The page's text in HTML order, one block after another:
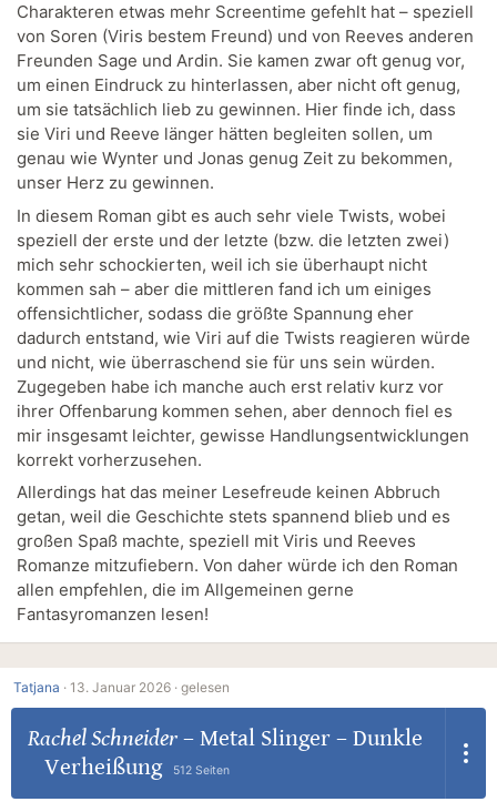
Charakteren etwas mehr Screentime gefehlt hat – speziell
von Soren (Viris bestem Freund) und von Reeves anderen
Freunden Sage und Ardin. Sie kamen zwar oft genug vor,
um einen Eindruck zu hinterlassen, aber nicht oft genug,
um sie tatsächlich lieb zu gewinnen. Hier finde ich, dass
sie Viri und Reeve länger hätten begleiten sollen, um
genau wie Wynter und Jonas genug Zeit zu bekommen,
unser Herz zu gewinnen.
In diesem Roman gibt es auch sehr viele Twists, wobei
speziell der erste und der letzte (bzw. die letzten zwei)
mich sehr schockierten, weil ich sie überhaupt nicht
kommen sah – aber die mittleren fand ich um einiges
offensichtlicher, sodass die größte Spannung eher
dadurch entstand, wie Viri auf die Twists reagieren würde
und nicht, wie überraschend sie für uns sein würden.
Zugegeben habe ich manche auch erst relativ kurz vor
ihrer Offenbarung kommen sehen, aber dennoch fiel es
mir insgesamt leichter, gewisse Handlungsentwicklungen
korrekt vorherzusehen.
Allerdings hat das meiner Lesefreude keinen Abbruch
getan, weil die Geschichte stets spannend blieb und es
großen Spaß machte, speziell mit Viris und Reeves
Romanze mitzufiebern. Von daher würde ich den Roman
allen empfehlen, die im Allgemeinen gerne
Fantasyromanzen lesen!
Tatjana · 13. Januar 2026 · gelesen
Rachel Schneider– Metal Slinger – Dunkle
Verheißung
512 Seiten